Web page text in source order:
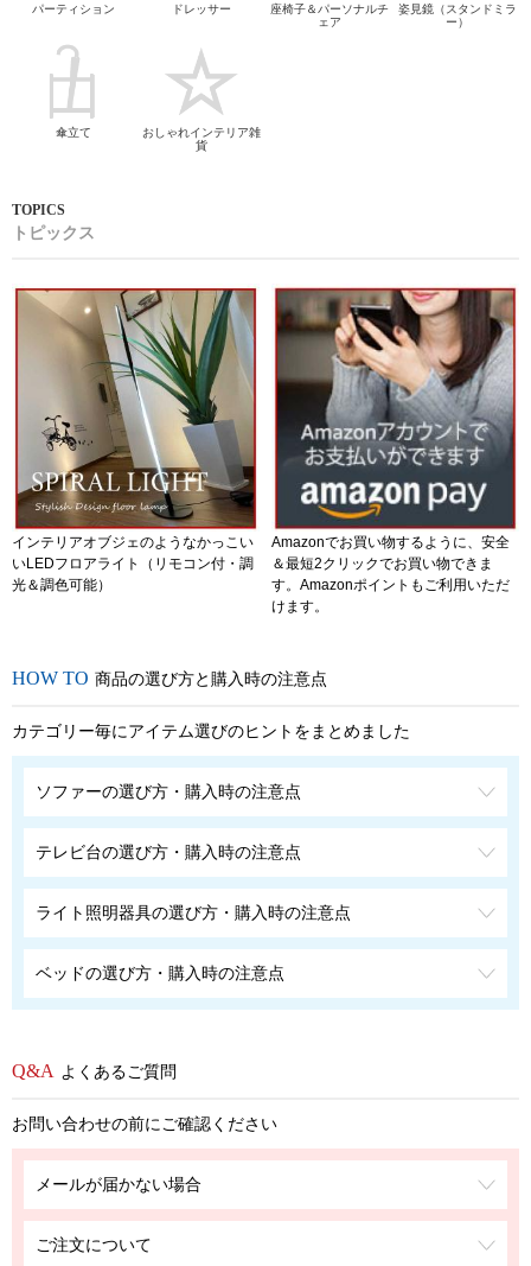
パーティション ドレッサー
座椅子＆パーソナルチ
ェア
姿見鏡（スタンドミラ
ー）
傘立て
おしゃれインテリア雑
貨
トピックス
インテリアオブジェのようなかっこい
いLEDフロアライト（リモコン付・調
光＆調色可能）
Amazonでお買い物するように、安全
＆最短2クリックでお買い物できま
す。Amazonポイントもご利用いただ
けます。
商品の選び方と購入時の注意点
カテゴリー毎にアイテム選びのヒントをまとめました
ソファーの選び方・購入時の注意点
テレビ台の選び方・購入時の注意点
ライト照明器具の選び方・購入時の注意点
ベッドの選び方・購入時の注意点
よくあるご質問
お問い合わせの前にご確認ください
メールが届かない場合
ご注文について